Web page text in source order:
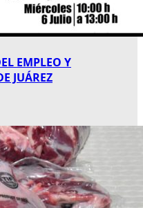
EMPLEO Y
JUÁREZ